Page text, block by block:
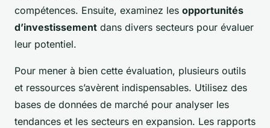
compétences. Ensuite, examinez les opportunités
d’investissement dans divers secteurs pour évaluer
leur potentiel.
Pour mener à bien cette évaluation, plusieurs outils
et ressources s’avèrent indispensables. Utilisez des
bases de données de marché pour analyser les
tendances et les secteurs en expansion. Les rapports